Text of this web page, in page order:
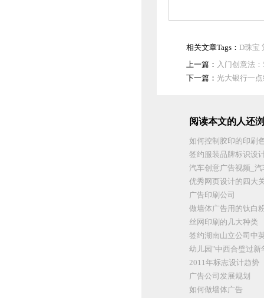
相关文章Tags： D珠宝
上一篇： 入门创意法
下一篇： 光大银行一
阅读本文的人还
如何控制胶印的印刷
签约服装品牌标识设
汽车创意广告视频_
优秀网页设计的四大
广告印刷公司
做墙体广告用的钛白
丝网印刷的几大种类
签约湖南山立公司中
幼儿园"中西合璧过
2011年标志设计趋势
广告公司发展规划
如何做墙体广告